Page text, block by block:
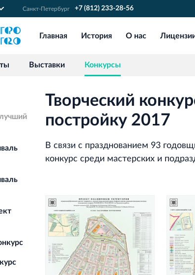
Санкт‐Петербург +7 (812) 233-28-56
Проектный
комплекс
Главная История О нас
Выставки Конкурсы
Творческий
постройку 2017
В связи с празднованием 93
конкурс среди мастерских и